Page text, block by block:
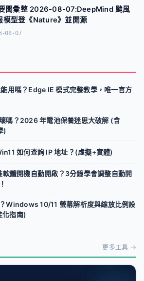
聞彙整 2026-08-07:DeepMind 颱風
模型登《Nature》並開源
08-07
用嗎？Edge IE 模式完整教學，唯一官方
嗎？2026 年電池保養迷思大破解 (含
)
如何查詢 IP 地址？(虛擬+實體)
體開機自動開啟？3分鐘學會調整自動開
Windows 10/11 螢幕解析度與縮放比例設
指南)
更多工具 →